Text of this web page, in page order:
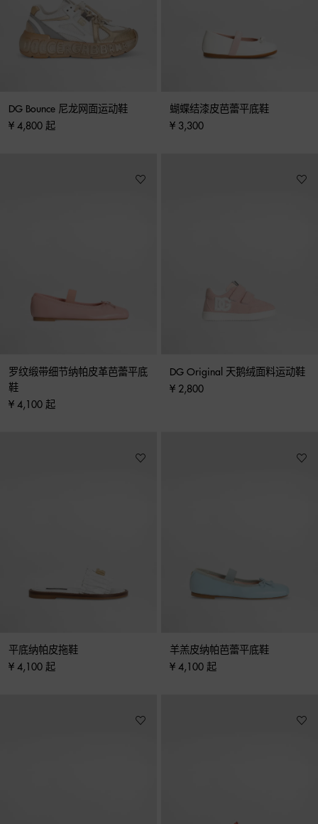
DG Bounce 尼龙网面运动鞋
¥ 4,800 起
蝴蝶结漆皮芭蕾平底鞋
¥ 3,300
罗纹缎带细节纳帕皮革芭蕾平底
鞋
¥ 4,100 起
DG Original 天鹅绒面料运动鞋
¥ 2,800
平底纳帕皮拖鞋
¥ 4,100 起
羊羔皮纳帕芭蕾平底鞋
¥ 4,100 起